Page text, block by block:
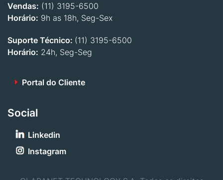
Vendas: (11) 3195-6500
Horário: 9h as 18h, Seg-Sex
Suporte Técnico: (11) 3195-6500
Horário: 24h, Seg-Seg
Portal do Cliente
Social
Linkedin
Instagram